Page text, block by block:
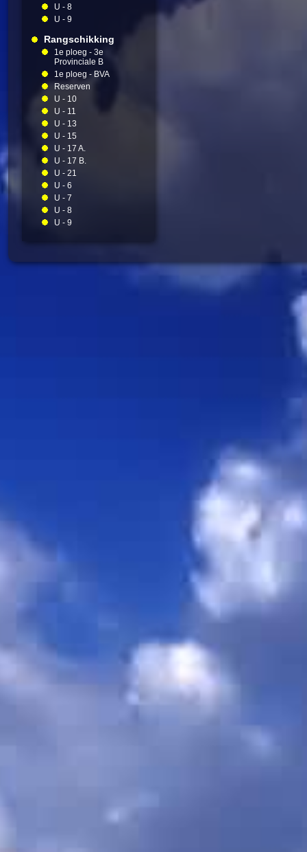
U - 8
U - 9
Rangschikking
1e ploeg - 3e
Provinciale B
1e ploeg - BVA
Reserven
U - 10
U - 11
U - 13
U - 15
U - 17 A.
U - 17 B.
U - 21
U - 6
U - 7
U - 8
U - 9